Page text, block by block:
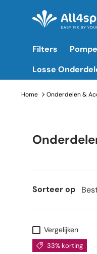
Ga naar
Filters
Losse
Home Onderdelen &
Sorteer op
Vergelijken
33% korting